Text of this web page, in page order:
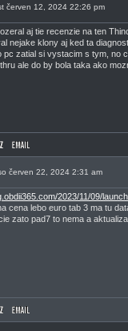
červen 12, 2024 22:26 pm
aj tie recenzie na ten
nejake klony aj ked ta
pc zatial si vystacim s tym, no
ale do by bola taka ako
červen 22, 2024 2:31 am
2023/11/09/
cena lebo euro tab 3 ma tu
zato pad7 to nema a